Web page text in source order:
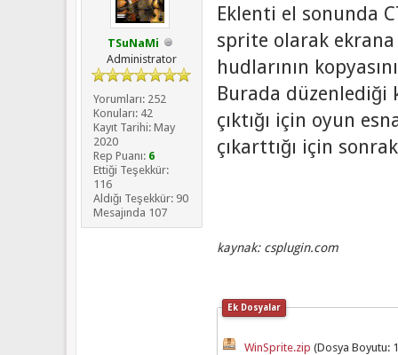
TSuNaMi
Administrator
Yorumları: 252
Konuları: 42
Kayıt Tarihi: May
2020
Rep Puanı: 6
Ettiği Teşekkür:
116
Aldığı Teşekkür: 90
Mesajında 107
Eklenti el sonunda
sprite olarak
hudlarının
Burada düzenlediği
çıktığı için oyun
çıkarttığı için
kaynak: csplugin.com
Ek Dosyalar
WinSprite.zip (Dosya Boyutu: